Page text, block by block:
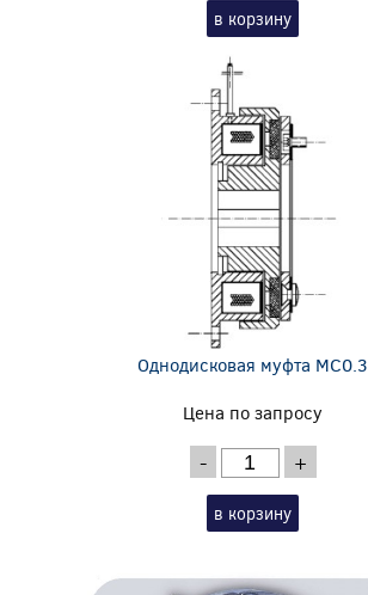
в корзину
Однодисковая муфта MC0.3
Цена по запросу
- +
в корзину